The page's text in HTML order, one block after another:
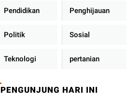
Pendidikan Penghijauan
Politik Sosial
Teknologi pertanian
PENGUNJUNG HARI INI